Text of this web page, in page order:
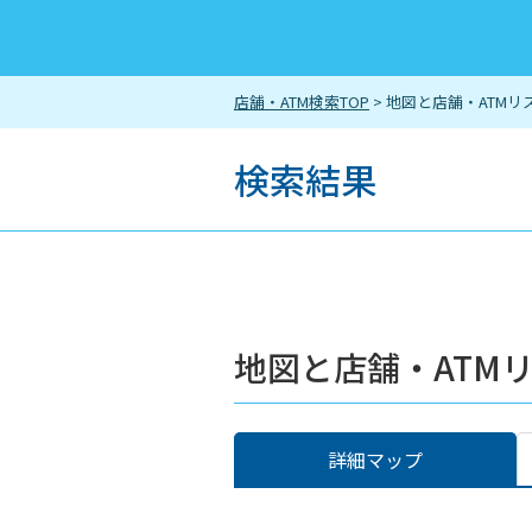
店舗・ATM検索TOP > 地図と店舗・ATMリ
検索結果
地図と店舗・ATM
詳細マップ